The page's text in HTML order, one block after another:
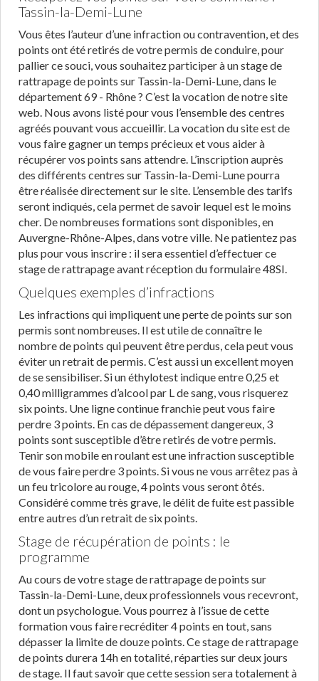
Tassin-la-Demi-Lune
Vous êtes l’auteur d’une infraction ou contravention, et des
points ont été retirés de votre permis de conduire, pour
pallier ce souci, vous souhaitez participer à un stage de
rattrapage de points sur Tassin-la-Demi-Lune, dans le
département 69 - Rhône ? C’est la vocation de notre site
web. Nous avons listé pour vous l’ensemble des centres
agréés pouvant vous accueillir. La vocation du site est de
vous faire gagner un temps précieux et vous aider à
récupérer vos points sans attendre. L’inscription auprès
des différents centres sur Tassin-la-Demi-Lune pourra
être réalisée directement sur le site. L’ensemble des tarifs
seront indiqués, cela permet de savoir lequel est le moins
cher. De nombreuses formations sont disponibles, en
Auvergne-Rhône-Alpes, dans votre ville. Ne patientez pas
plus pour vous inscrire : il sera essentiel d’effectuer ce
stage de rattrapage avant réception du formulaire 48SI.
Quelques exemples d’infractions
Les infractions qui impliquent une perte de points sur son
permis sont nombreuses. Il est utile de connaître le
nombre de points qui peuvent être perdus, cela peut vous
éviter un retrait de permis. C’est aussi un excellent moyen
de se sensibiliser. Si un éthylotest indique entre 0,25 et
0,40 milligrammes d’alcool par L de sang, vous risquerez
six points. Une ligne continue franchie peut vous faire
perdre 3 points. En cas de dépassement dangereux, 3
points sont susceptible d’être retirés de votre permis.
Tenir son mobile en roulant est une infraction susceptible
de vous faire perdre 3 points. Si vous ne vous arrêtez pas à
un feu tricolore au rouge, 4 points vous seront ôtés.
Considéré comme très grave, le délit de fuite est passible
entre autres d’un retrait de six points.
Stage de récupération de points : le
programme
Au cours de votre stage de rattrapage de points sur
Tassin-la-Demi-Lune, deux professionnels vous recevront,
dont un psychologue. Vous pourrez à l’issue de cette
formation vous faire recréditer 4 points en tout, sans
dépasser la limite de douze points. Ce stage de rattrapage
de points durera 14h en totalité, réparties sur deux jours
de stage. Il faut savoir que cette session sera totalement à